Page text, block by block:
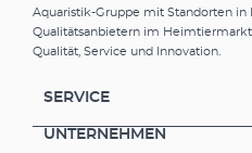
Aquaristik-Gruppe mit Standorten in
Qualitätsanbietern im
Qualität, Service und Innovation.
SERVICE
UNTERNEHMEN